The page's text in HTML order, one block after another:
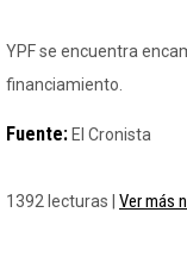
YPF se encuentra
financiamiento.
Fuente: El Cronista
1392 lecturas | Ver más